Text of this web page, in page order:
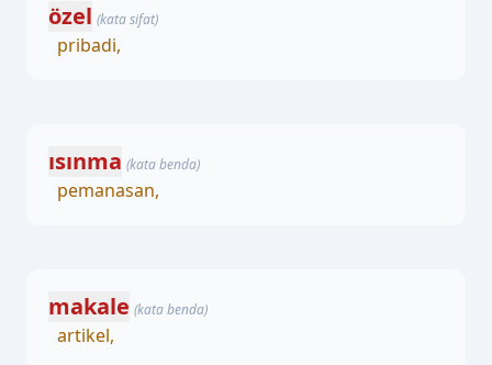
özel (kata sifat)
pribadi,
ısınma (kata benda)
pemanasan,
makale (kata benda)
artikel,